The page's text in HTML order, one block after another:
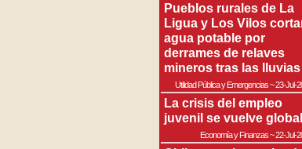
Pueblos rurales de La
Ligua y Los Vilos
agua potable por
derrames de relaves
mineros tras las lluvias
Utilidad Pública y Emergencias~23-Jul-
La crisis del empleo
juvenil se vuelve global
Economía y Finanzas~22-Jul-